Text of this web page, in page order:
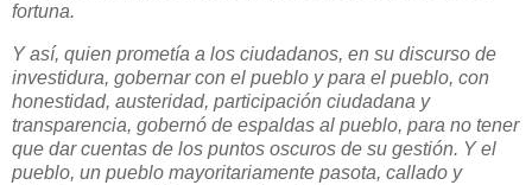
fortuna.
Y así, quien prometía a los ciudadanos, en su discurso de
investidura, gobernar con el pueblo y para el pueblo, con
honestidad, austeridad, participación ciudadana y
transparencia, gobernó de espaldas al pueblo, para no tener
que dar cuentas de los puntos oscuros de su gestión. Y el
pueblo, un pueblo mayoritariamente pasota, callado y